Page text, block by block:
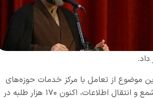
موضوع از تعامل با مرکز خدمات حوزه‌های
علمیه و راه‌اندازی سامانه «شمع» آغاز شد، گفت: پس از راه‌اندازی سامانه شمع و انتقال اطلاعات، اکنون ۱۷۰ هزار طلبه در